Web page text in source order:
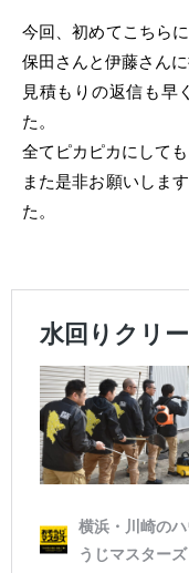
今回、初めてこちら
保田さんと伊藤さん
見積もりの返信も早
た。
全てピカピカにして
また是非お願いしま
た。